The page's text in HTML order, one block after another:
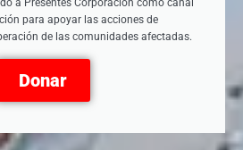
a Presentes Corporación como canal
para apoyar las acciones de
de las comunidades afectadas.
Donar